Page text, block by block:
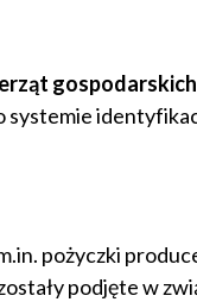
gospodarskich
systemie
pożyczki
podjęte w